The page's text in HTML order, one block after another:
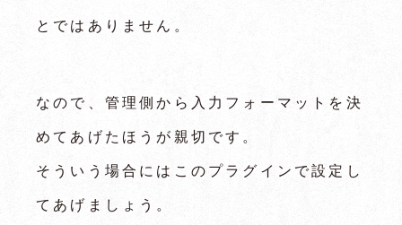
とではありません。
なので、管理側から入力フォーマットを決
めてあげたほうが親切です。
そういう場合にはこのプラグインで設定し
てあげましょう。